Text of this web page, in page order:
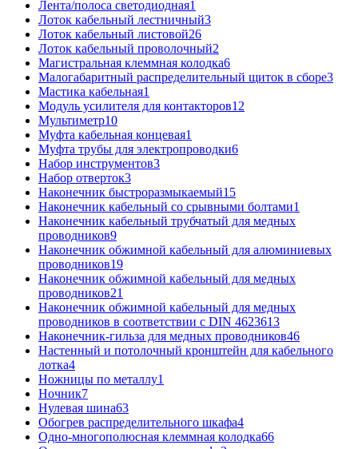
Лента/полоса светодиодная1
Лоток кабельный лестничный3
Лоток кабельный листовой26
Лоток кабельный проволочный2
Магистральная клеммная колодка6
Малогабаритный распределительный щиток в сборе3
Мастика кабельная1
Модуль усилителя для контакторов12
Мультиметр10
Муфта кабельная концевая1
Муфта трубы для электропроводки6
Набор инструментов3
Набор отверток3
Наконечник быстроразмыкаемый15
Наконечник кабельный со срывными болтами1
Наконечник кабельный трубчатый для медных
проводников9
Наконечник обжимной кабельный для алюминиевых
проводников19
Наконечник обжимной кабельный для медных
проводников21
Наконечник обжимной кабельный для медных
проводников в соответствии с DIN 4623613
Наконечник-гильза для медных проводников46
Настенный и потолочный кронштейн для кабельного
лотка4
Ножницы по металлу1
Ночник7
Нулевая шина63
Обогрев распределительного шкафа4
Одно-многополюсная клеммная колодка66